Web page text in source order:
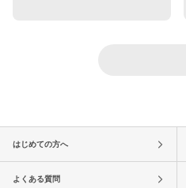
はじめての方へ
よくある質問